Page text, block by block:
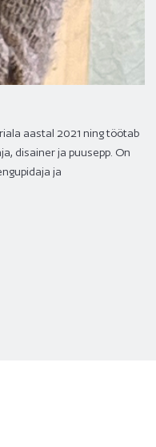
aastal 2021 ning töötab
disainer ja puusepp. On
ja